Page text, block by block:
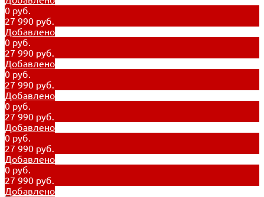
0 руб.
27 990 руб.
Добавлено
0 руб.
27 990 руб.
Добавлено
0 руб.
27 990 руб.
Добавлено
0 руб.
27 990 руб.
Добавлено
0 руб.
27 990 руб.
Добавлено
0 руб.
27 990 руб.
Добавлено